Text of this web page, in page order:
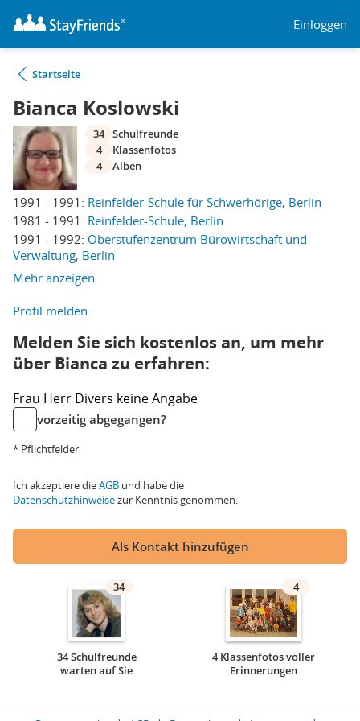
Einloggen
Startseite
Bianca Koslowski
1991 - 1991: Reinfelder-Schule für Schwerhörige, Berlin
1981 - 1991: Reinfelder-Schule, Berlin
1991 - 1992: Oberstufenzentrum Bürowirtschaft und
Verwaltung, Berlin
Mehr anzeigen
34 Schulfreunde
4
Klassenfotos
4
Alben
Profil melden
Melden Sie sich kostenlos an, um mehr
über Bianca zu erfahren:
Frau Herr Divers keine Angabe
vorzeitig abgegangen?
* Pflichtfelder
Ich akzeptiere dieAGB und habe die
Datenschutzhinweisezur Kenntnis genommen.
Als Kontakt hinzufügen
34
34 Schulfreunde
warten auf Sie
4
4 Klassenfotos voller
Erinnerungen